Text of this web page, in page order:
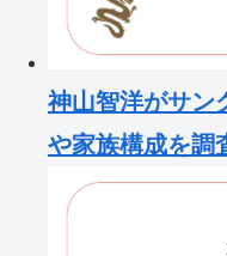
神山智洋がサン
や家族構成を調